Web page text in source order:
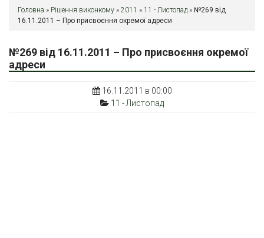
Головна » Рішення виконкому » 2011 » 11 - Листопад » №269 від
16.11.2011 – Про присвоєння окремої адреси
№269 від 16.11.2011 – Про присвоєння окремої
адреси
16.11.2011 в 00:00
11 - Листопад